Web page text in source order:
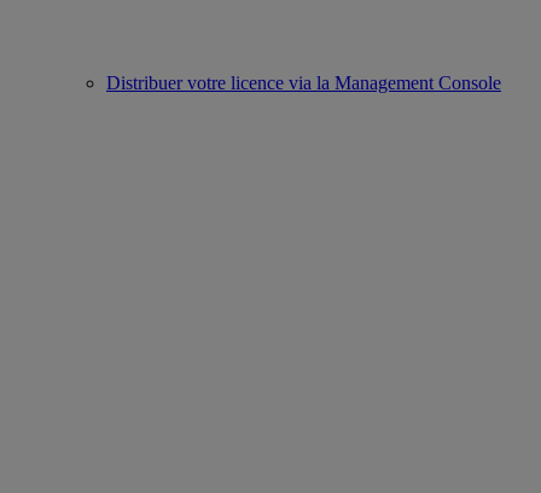
Distribuer votre licence via la Management Console